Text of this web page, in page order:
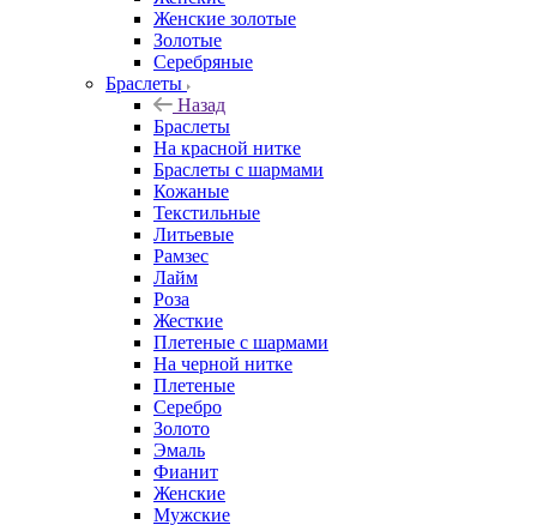
Женские золотые
Золотые
Серебряные
Браслеты
Назад
Браслеты
На красной нитке
Браслеты с шармами
Кожаные
Текстильные
Литьевые
Рамзес
Лайм
Роза
Жесткие
Плетеные с шармами
На черной нитке
Плетеные
Серебро
Золото
Эмаль
Фианит
Женские
Мужские